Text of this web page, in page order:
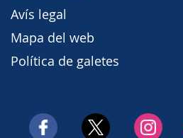
Avís legal
Mapa del web
Política de galetes